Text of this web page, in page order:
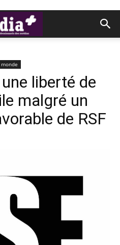
liberté de
malgré un
de RSF